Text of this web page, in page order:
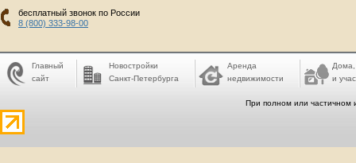
бесплатный звонок по России
8 (800) 333-98-00
Главный
сайт
Новостройки
Санкт-Петербурга
Аренда
недвижимости
Дома,
и
При полном или частичном